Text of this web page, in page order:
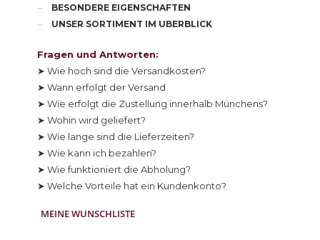
BESONDERE EIGENSCHAFTEN
UNSER SORTIMENT IM UBERBLICK
Fragen und Antworten:
➤ Wie hoch sind die Versandkosten?
➤ Wann erfolgt der Versand
➤ Wie erfolgt die Zustellung innerhalb Münchens?
➤ Wohin wird geliefert?
➤ Wie lange sind die Lieferzeiten?
➤ Wie kann ich bezahlen?
➤ Wie funktioniert die Abholung?
➤ Welche Vorteile hat ein Kundenkonto?
MEINE WUNSCHLISTE